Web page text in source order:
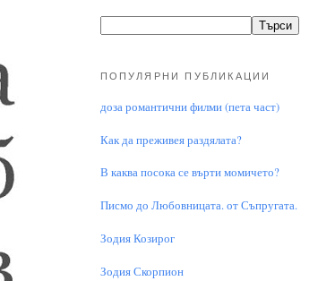
ПОПУЛЯРНИ ПУБЛИКАЦИИ
доза романтични филми (пета част)
Как да преживея раздялата?
В каква посока се върти момичето?
Писмо до Любовницата. от Съпругата.
Зодия Козирог
Зодия Скорпион